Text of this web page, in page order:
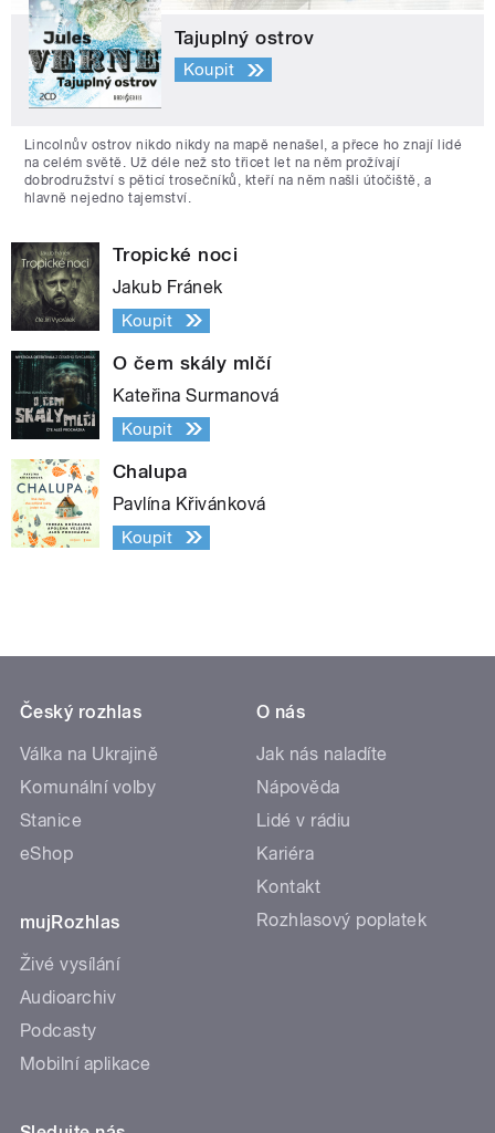
Tajuplný ostrov
Koupit
Lincolnův ostrov nikdo nikdy na mapě nenašel, a přece ho znají lidé
na celém světě. Už déle než sto třicet let na něm prožívají
dobrodružství s pěticí trosečníků, kteří na něm našli útočiště, a
hlavně nejedno tajemství.
Tropické noci
Jakub Fránek
Koupit
O čem skály mlčí
Kateřina Surmanová
Koupit
Chalupa
Pavlína Křivánková
Koupit
Český rozhlas
Válka na Ukrajině
Komunální volby
Stanice
eShop
mujRozhlas
Živé vysílání
Audioarchiv
Podcasty
Mobilní aplikace
O nás
Jak nás naladíte
Nápověda
Lidé v rádiu
Kariéra
Kontakt
Rozhlasový poplatek